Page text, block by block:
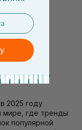
2025 году
мире, где тренды
популярной